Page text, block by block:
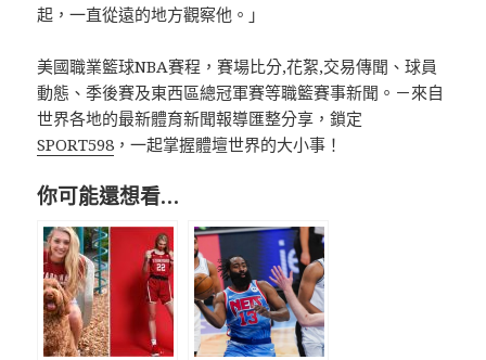
起，一直從遠的地方觀察他。」
美國職業籃球NBA賽程，賽場比分,花絮,交易傳聞、球員
動態、季後賽及東西區總冠軍賽等職籃賽事新聞。－來自
世界各地的最新體育新聞報導匯整分享，鎖定
SPORT598 ，一起掌握體壇世界的大小事！
你可能還想看…